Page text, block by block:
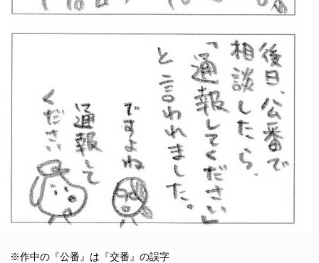
※作中の『公番』は『交番』の誤字